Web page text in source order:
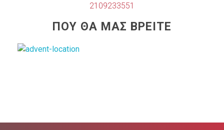
2109233551
ΠΟΥ ΘΑ ΜΑΣ ΒΡΕΙΤΕ